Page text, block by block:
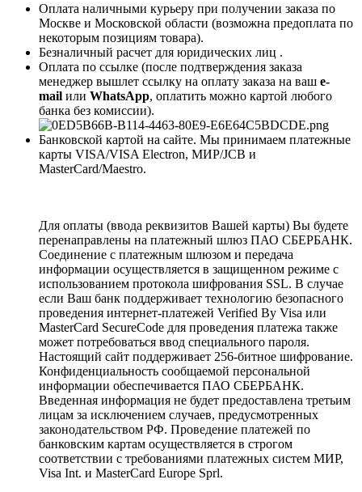
Оплата наличными курьеру при получении заказа по
Москве и Московской области (возможна предоплата по
некоторым позициям товара).
Безналичный расчет для юридических лиц .
Оплата по ссылке (после подтверждения заказа
менеджер вышлет ссылку на оплату заказа на ваш e-
mail или WhatsApp, оплатить можно картой любого
банка без комиссии).
Банковской картой на сайте. Мы принимаем платежные
карты VISA/VISA Electron, МИР/JCB и
MasterCard/Maestro.
Для оплаты (ввода реквизитов Вашей карты) Вы будете
перенаправлены на платежный шлюз ПАО СБЕРБАНК.
Соединение с платежным шлюзом и передача
информации осуществляется в защищенном режиме с
использованием протокола шифрования SSL. В случае
если Ваш банк поддерживает технологию безопасного
проведения интернет-платежей Verified By Visa или
MasterCard SecureCode для проведения платежа также
может потребоваться ввод специального пароля.
Настоящий сайт поддерживает 256-битное шифрование.
Конфиденциальность сообщаемой персональной
информации обеспечивается ПАО СБЕРБАНК.
Введенная информация не будет предоставлена третьим
лицам за исключением случаев, предусмотренных
законодательством РФ. Проведение платежей по
банковским картам осуществляется в строгом
соответствии с требованиями платежных систем МИР,
Visa Int. и MasterCard Europe Sprl.